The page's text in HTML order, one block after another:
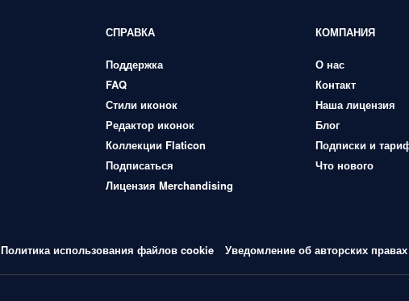
СПРАВКА
Поддержка
FAQ
Стили иконок
Редактор иконок
Коллекции Flaticon
Подписаться
Лицензия Merchandising
КОМПАНИЯ
О нас
Контакт
Наша лицензия
Блог
Подписки и
Что нового
Политика использования файлов cookie Уведомление об авторских правах